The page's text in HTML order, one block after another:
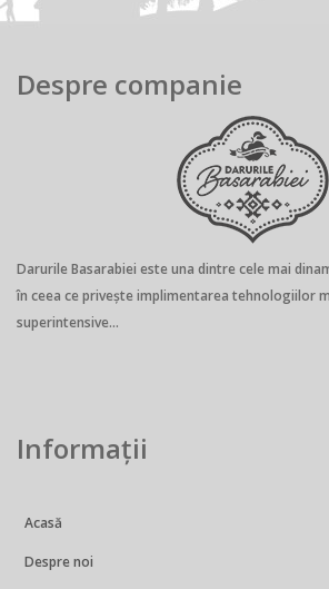
Despre companie
Darurile Basarabiei este una dintre cele mai
în ceea ce privește implimentarea tehnologiilor
superintensive...
Informații
Acasă
Despre noi